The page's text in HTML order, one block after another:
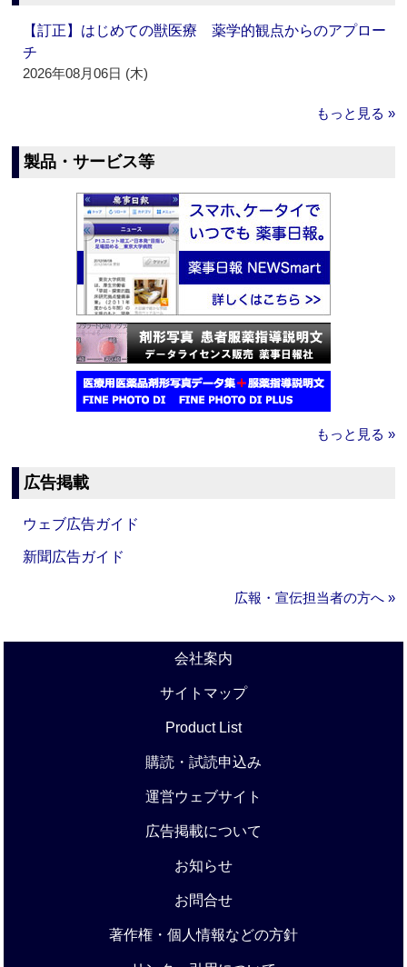
【訂正】はじめての獣医療 薬学的観点からのアプロー
チ
2026年08月06日 (木)
もっと見る »
製品・サービス等
もっと見る »
広告掲載
ウェブ広告ガイド
新聞広告ガイド
広報・宣伝担当者の方へ »
会社案内
サイトマップ
Product List
購読・試読申込み
運営ウェブサイト
広告掲載について
お知らせ
お問合せ
著作権・個人情報などの方針